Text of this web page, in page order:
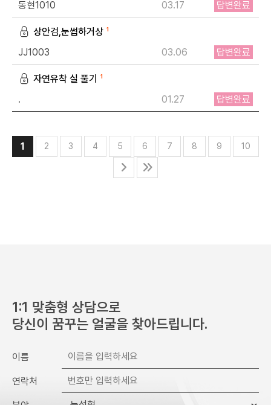
동현1010 03.17 답변완료
상안검,눈썹하거상 1
JJ1003 03.06 답변완료
자연유착 실 풀기 1
. 01.27 답변완료
1 2 3 4 5 6 7 8 9 10
1:1 맞춤형 상담으로
당신이 꿈꾸는 얼굴을 찾아드립니다.
이름
연락처